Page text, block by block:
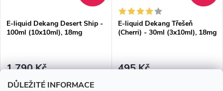
DŮLEŽITÉ INFORMACE
E-liquid Dekang Desert Ship -
100ml (10x10ml), 18mg
1 790 Kč
Skladem
E-liquid Dekang Třešeň
(Cherri) - 30ml (3x10ml), 18mg
495 Kč